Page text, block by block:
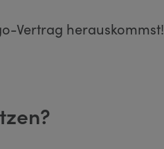
Vertrag herauskommst!